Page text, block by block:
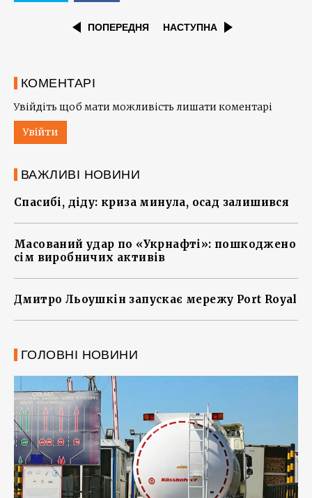
ПОПЕРЕДНЯ НАСТУПНА
КОМЕНТАРІ
Увійдіть щоб мати можливість лишати коментарі
Увійти
ВАЖЛИВІ НОВИНИ
Спасибі, діду: криза минула, осад залишився
Масований удар по «Укрнафті»: пошкоджено
сім виробничих активів
Дмитро Льоушкін запускає мережу Port Royal
ГОЛОВНІ НОВИНИ